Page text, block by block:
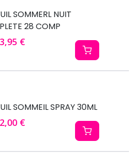
SOMMERL NUIT
28 COMP
€
SOMMEIL SPRAY 30ML
€